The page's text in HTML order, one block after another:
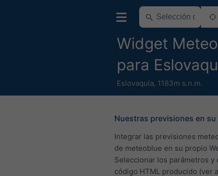
Widget
para
Eslovaquia, 1183m s.n.m.
Nuestras previsiones en
Integrar las previsiones
de meteoblue en su propio
Seleccionar los parámetros y
código HTML producido (ver